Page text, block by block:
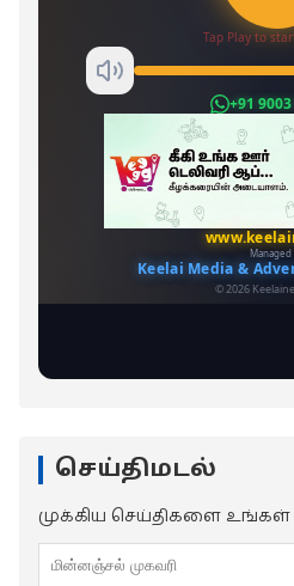
செய்திமடல்
முக்கிய செய்திகளை